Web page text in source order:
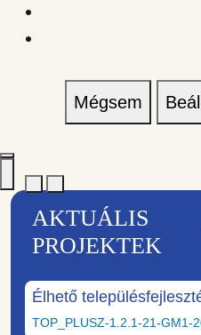
Mégsem
AKTUÁLIS
PROJEKTEK
Élhető
TOP_PLUSZ-1.2.1-21-GM1-